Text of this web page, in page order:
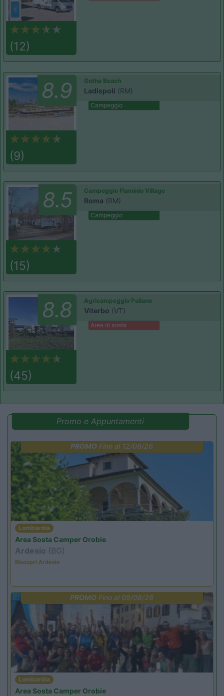
(12)
8.9
(9)
Gotha Beach
Ladispoli (RM)
Campeggio
8.5
(15)
Campeggio Flaminio Village
Roma (RM)
Campeggio
8.8
(45)
Agricampeggio Paliano
Viterbo (VT)
Area di sosta
Promo e Appuntamenti
PROMO Fino al 12/08/26
Lombardia
Area Sosta Camper Orobie
Ardesio (BG)
Riscopri Ardesio
PROMO Fino al 09/08/26
Lombardia
Area Sosta Camper Orobie